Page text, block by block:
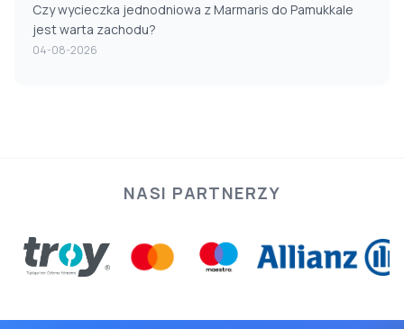
Czy wycieczka jednodniowa z Marmaris do Pamukkale
jest warta zachodu?
04-08-2026
NASI PARTNERZY